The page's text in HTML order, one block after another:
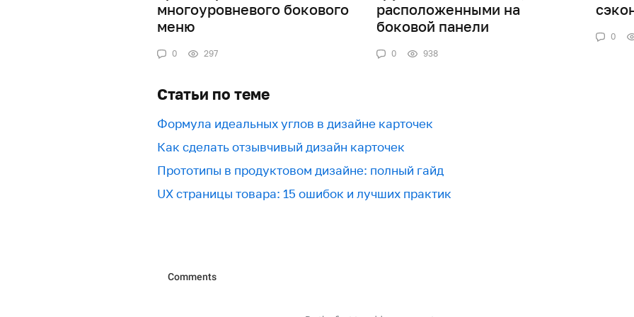
многоуровневого бокового
меню
0 297
расположенными на
боковой панели
0 938
0
Статьи по теме
Формула идеальных углов в дизайне карточек
Как сделать отзывчивый дизайн карточек
Прототипы в продуктовом дизайне: полный гайд
UX страницы товара: 15 ошибок и лучших практик